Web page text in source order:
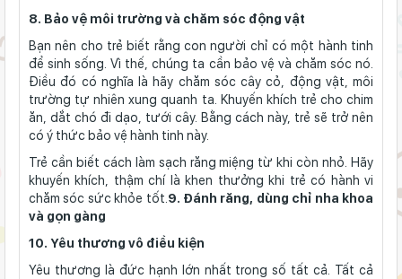
8. Bảo vệ môi trường và chăm sóc động vật
Bạn nên cho trẻ biết rằng con người chỉ có một hành tinh
để sinh sống. Vì thế, chúng ta cần bảo vệ và chăm sóc nó.
Điều đó có nghĩa là hãy chăm sóc cây cỏ, động vật, môi
trường tự nhiên xung quanh ta. Khuyến khích trẻ cho chim
ăn, dắt chó đi dạo, tưới cây. Bằng cách này, trẻ sẽ trở nên
có ý thức bảo vệ hành tinh này.
Trẻ cần biết cách làm sạch răng miệng từ khi còn nhỏ. Hãy
khuyến khích, thậm chí là khen thưởng khi trẻ có hành vi
chăm sóc sức khỏe tốt. 9. Đánh răng, dùng chỉ nha khoa
và gọn gàng
10. Yêu thương vô điều kiện
Yêu thương là đức hạnh lớn nhất trong số tất cả. Tất cả